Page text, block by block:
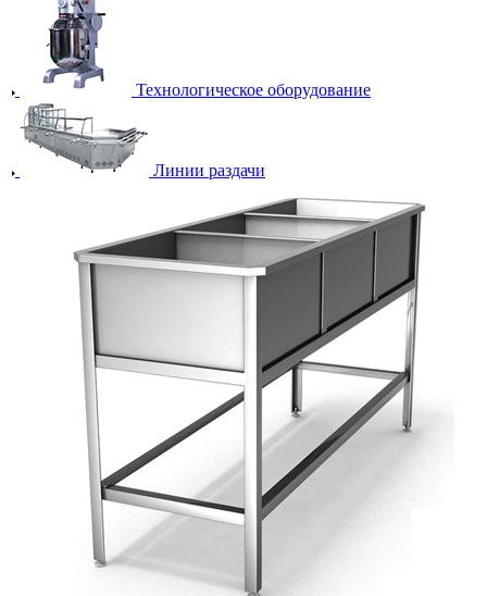
Технологическое оборудование
Линии раздачи